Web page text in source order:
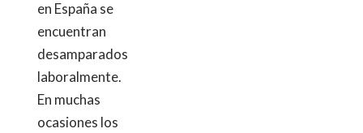
en España se
encuentran
desamparados
laboralmente.
En muchas
ocasiones los